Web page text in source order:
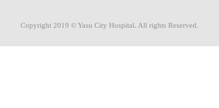
Copyright 2019 © Yasu City Hospital. All rights Reserved.